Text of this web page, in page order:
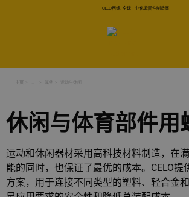
CELO西螺, 全球工业化紧固件制造商
主页
休闲与体育部件用
运动和休闲器材采用高科技材料制造，在
能的同时，也保证了最优的成本。CELO提
方案，用于连接不同类型的塑料、轻合金